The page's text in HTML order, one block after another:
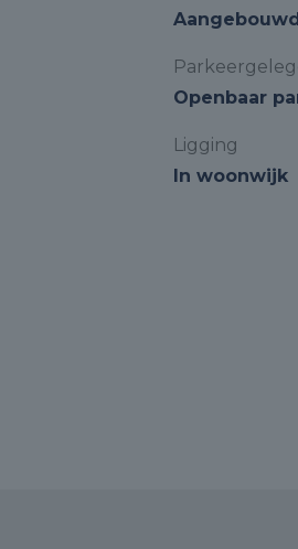
Openbaar
Ligging
In woonwijk